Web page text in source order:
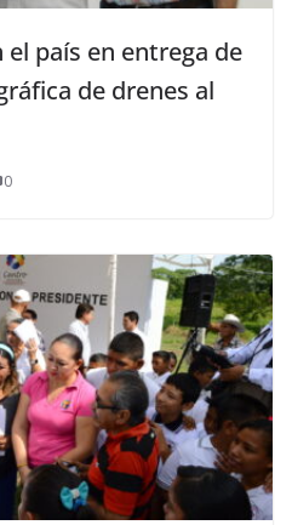
país en entrega de
de drenes al
0